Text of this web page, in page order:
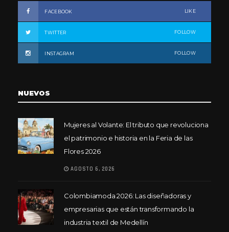
FACEBOOK LIKE
TWITTER FOLLOW
INSTAGRAM FOLLOW
NUEVOS
Mujeres al Volante: El tributo que revoluciona
el patrimonio e historia en la Feria de las
Flores 2026
AGOSTO 6, 2026
Colombiamoda 2026: Las diseñadoras y
empresarias que están transformando la
industria textil de Medellín